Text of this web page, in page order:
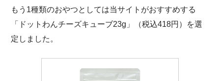
もう1種類のおやつとしては当サイトがおすすめする
「ドットわんチーズキューブ23g」（税込418円）を選
定しました。